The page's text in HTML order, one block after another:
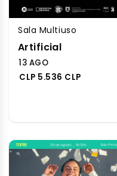
Sala Multiuso
Artificial
13 AGO
CLP 5.536 CLP